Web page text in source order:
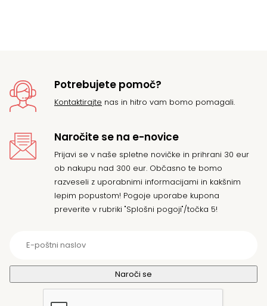
Potrebujete pomoč?
Kontaktirajte nas in hitro vam bomo pomagali.
Naročite se na e-novice
Prijavi se v naše spletne novičke in prihrani 30 eur
ob nakupu nad 300 eur. Občasno te bomo
razveseli z uporabnimi informacijami in kakšnim
lepim popustom! Pogoje uporabe kupona
preverite v rubriki "Splošni pogoji"/točka 5!